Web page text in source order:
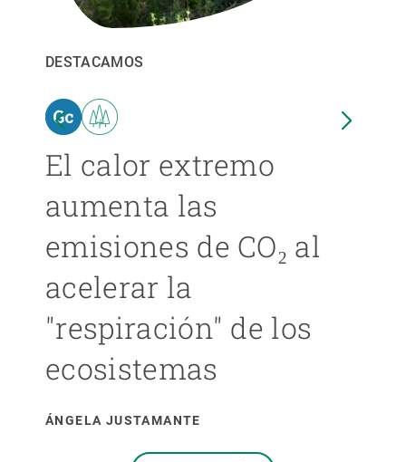
DESTACAMOS
El calor extremo
aumenta las
emisiones de CO₂ al
acelerar la
"respiración" de los
ecosistemas
ÁNGELA JUSTAMANTE